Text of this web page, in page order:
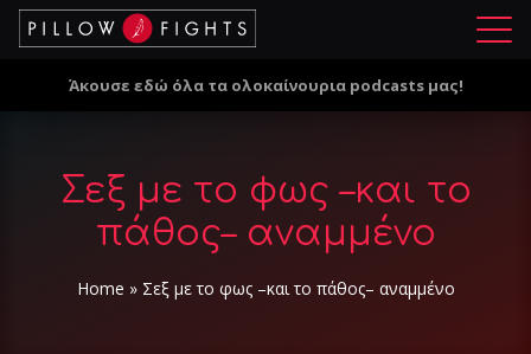
Μ
ο
Άκουσε εδώ όλα τα ολοκαίνουρια podcasts μας!
Σεξ με το φως –και το
πάθος– αναμμένο
Home » Σεξ με το φως –και το πάθος– αναμμένο